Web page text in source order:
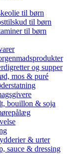
til børn
til børn
til børn
og supper
mos & puré
bouillon & soja
& urter
sauce & dressing